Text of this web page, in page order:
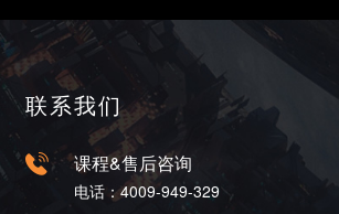
联系我们
课程&售后咨询
电话：4009-949-329